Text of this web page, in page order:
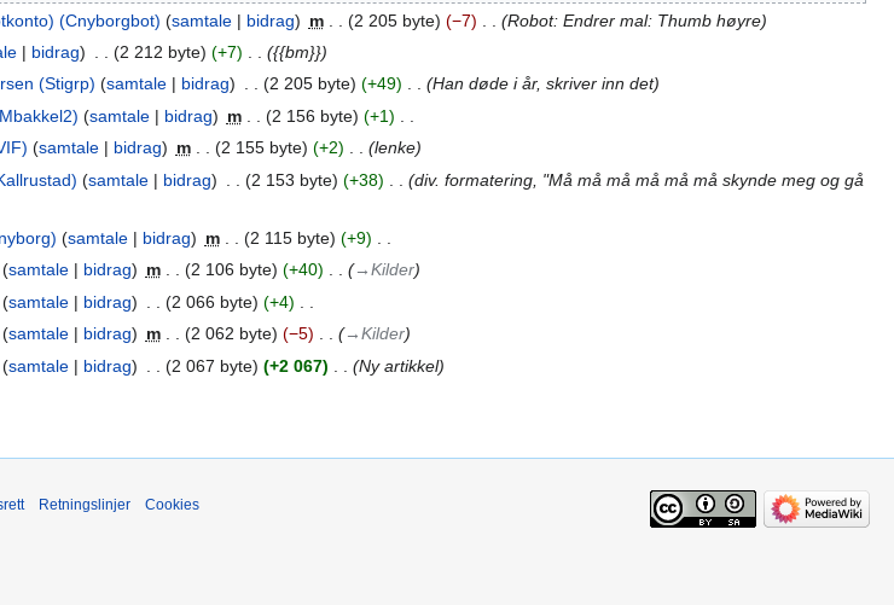
(Cnyborgbot) samtale bidrag m 2 205 byte −7
Robot: Endrer mal: Thumb høyre
bidrag 2 212 byte +7
{{bm}}
(Stigrp) samtale bidrag 2 205 byte +49
Han døde i år, skriver inn det
samtale bidrag m 2 156 byte +1
samtale bidrag m 2 155 byte +2
lenke
samtale bidrag 2 153 byte +38
div. formatering, "Må må må må må må skynde meg og gå
samtale bidrag m 2 115 byte +9
samtale bidrag m 2 106 byte +40
→‎Kilder
samtale bidrag 2 066 byte +4
samtale bidrag m 2 062 byte −5
→‎Kilder
samtale bidrag 2 067 byte +2 067 Ny artikkel
Retningslinjer Cookies